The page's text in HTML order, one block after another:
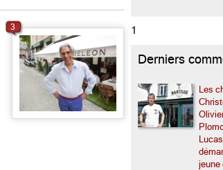
3 1
Derniers
Les
jeune